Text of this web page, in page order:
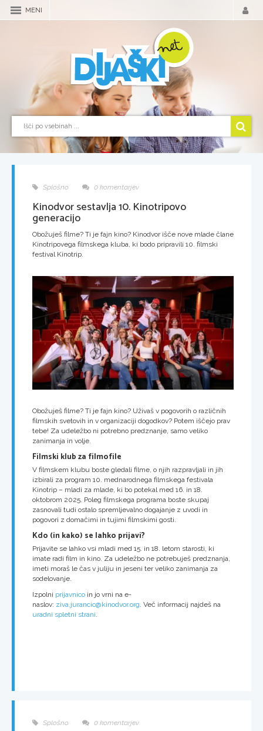
MENI
Splošno 0 komentarjev
Kinodvor sestavlja 10. Kinotripovo
generacijo
Obožuješ filme? Ti je fajn kino? Kinodvor išče nove mlade člane
Kinotripovega filmskega kluba, ki bodo pripravili 10. filmski
festival Kinotrip.
Obožuješ filme? Ti je fajn kino? Uživaš v pogovorih o različnih
filmskih svetovih in v organizaciji dogodkov? Potem iščejo prav
tebe! Za udeležbo ni potrebno predznanje, samo veliko
zanimanja in volje.
Filmski klub za filmofile
V filmskem klubu boste gledali filme, o njih razpravljali in jih
izbirali za program 10. mednarodnega filmskega festivala
Kinotrip – mladi za mlade, ki bo potekal med 16. in 18.
oktobrom 2025. Poleg filmskega programa boste skupaj
zasnovali tudi ostalo spremljevalno dogajanje z uvodi in
pogovori z domačimi in tujimi filmskimi gosti.
Kdo (in kako) se lahko prijavi?
Prijavite se lahko vsi mladi med 15. in 18. letom starosti, ki
imate radi film in kino. Za udeležbo ne potrebuješ predznanja,
imeti moraš le čas v juliju in jeseni ter veliko zanimanja za
sodelovanje.
Izpolni prijavnico in jo vrni na e-
naslov: ziva.jurancic@kinodvor.org. Več informacij najdeš na
uradni spletni strani.
Splošno 0 komentarjev